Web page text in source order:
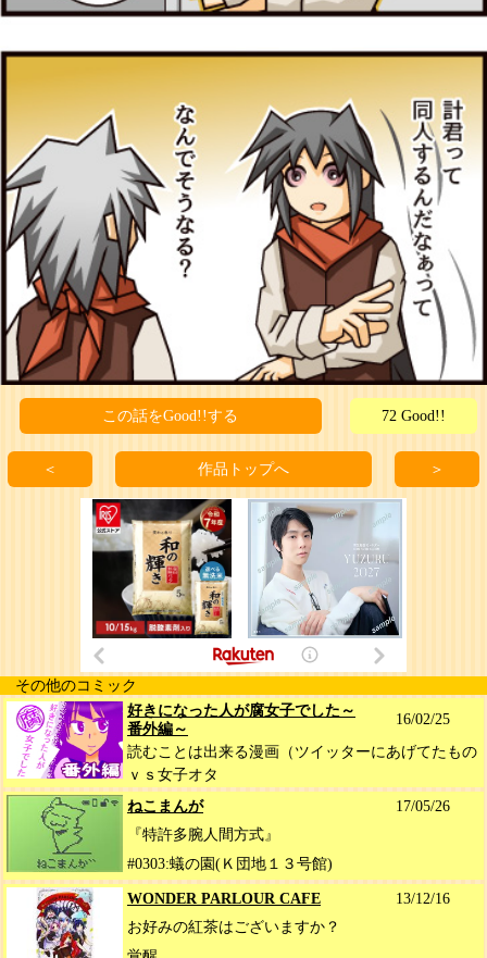
この話をGood!!する 72 Good!!
＜ 作品トップへ ＞
その他のコミック
好きになった人が腐女子でした～
番外編～
16/02/25
読むことは出来る漫画（ツイッターにあげてたもの
ｖｓ女子オタ
ねこまんが
17/05/26
『特許多腕人間方式』
#0303:蟻の園(Ｋ団地１３号館)
WONDER PARLOUR CAFE
13/12/16
お好みの紅茶はございますか？